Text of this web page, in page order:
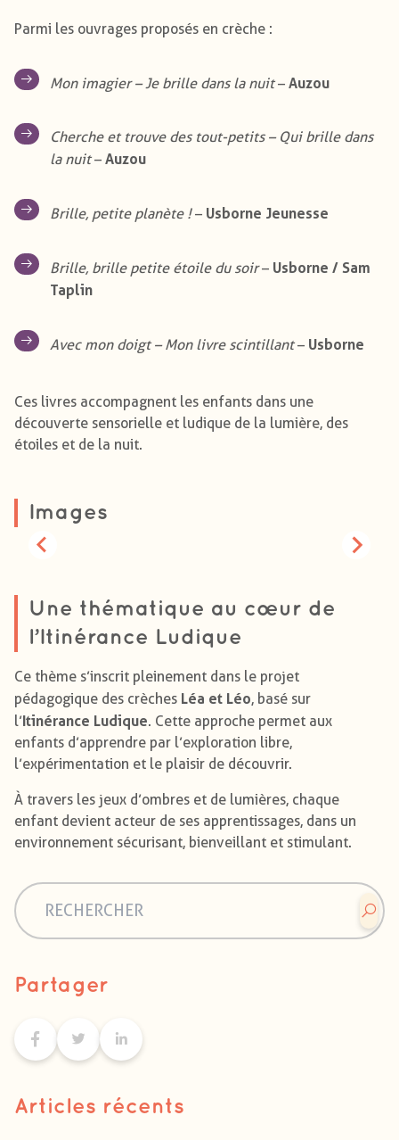
Parmi les ouvrages proposés en crèche :
Mon imagier – Je brille dans la nuit– Auzou
Cherche et trouve des tout-petits – Qui brille dans
la nuit– Auzou
Brille, petite planète !– Usborne Jeunesse
Brille, brille petite étoile du soir– Usborne / Sam
Taplin
Avec mon doigt – Mon livre scintillant– Usborne
Ces livres accompagnent les enfants dans une
découverte sensorielle et ludique de la lumière, des
étoiles et de la nuit.
Images
Une thématique au cœur de
l’Itinérance Ludique
Ce thème s’inscrit pleinement dans le projet
pédagogique des crèches Léa et Léo, basé sur
l’Itinérance Ludique. Cette approche permet aux
enfants d’apprendre par l’exploration libre,
l’expérimentation et le plaisir de découvrir.
À travers les jeux d’ombres et de lumières, chaque
enfant devient acteur de ses apprentissages, dans un
environnement sécurisant, bienveillant et stimulant.
Partager
Articles récents